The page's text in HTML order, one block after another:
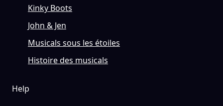
Kinky Boots
John & Jen
Musicals sous les étoiles
Histoire des musicals
Help